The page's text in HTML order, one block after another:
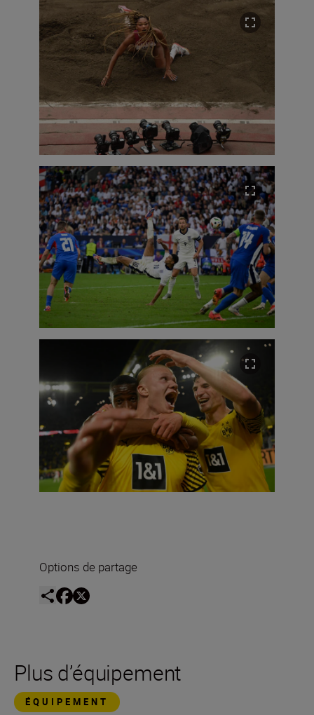
Options de partage
Plus d’équipement
ÉQUIPEMENT